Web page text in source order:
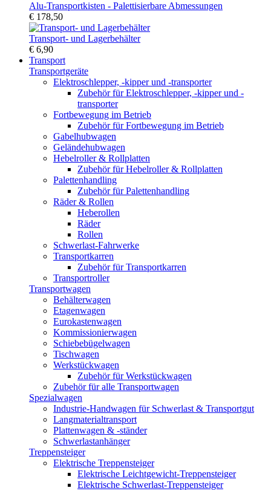
Alu-Transportkisten - Palettisierbare Abmessungen
€ 178,50
Transport- und Lagerbehälter
€ 6,90
Transport
Transportgeräte
Elektroschlepper, -kipper und -transporter
Zubehör für Elektroschlepper, -kipper und -
transporter
Fortbewegung im Betrieb
Zubehör für Fortbewegung im Betrieb
Gabelhubwagen
Geländehubwagen
Hebelroller & Rollplatten
Zubehör für Hebelroller & Rollplatten
Palettenhandling
Zubehör für Palettenhandling
Räder & Rollen
Heberollen
Räder
Rollen
Schwerlast-Fahrwerke
Transportkarren
Zubehör für Transportkarren
Transportroller
Transportwagen
Behälterwagen
Etagenwagen
Eurokastenwagen
Kommissionierwagen
Schiebebügelwagen
Tischwagen
Werkstückwagen
Zubehör für Werkstückwagen
Zubehör für alle Transportwagen
Spezialwagen
Industrie-Handwagen für Schwerlast & Transportgut
Langmaterialtransport
Plattenwagen & -ständer
Schwerlastanhänger
Treppensteiger
Elektrische Treppensteiger
Elektrische Leichtgewicht-Treppensteiger
Elektrische Schwerlast-Treppensteiger